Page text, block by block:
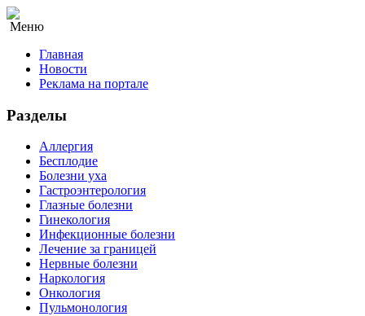
Меню
Главная
Новости
Реклама на портале
Разделы
Аллергия
Бесплодие
Болезни уха
Гастроэнтерология
Глазные болезни
Гинекология
Инфекционные болезни
Лечение за границей
Нервные болезни
Наркология
Онкология
Пульмонология